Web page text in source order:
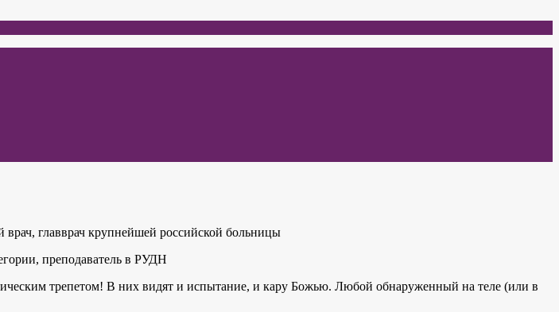
главврач крупнейшей российской больницы
преподаватель в РУДН
трепетом! В них видят и испытание, и кару Божью. Любой обнаруженный на теле (или в